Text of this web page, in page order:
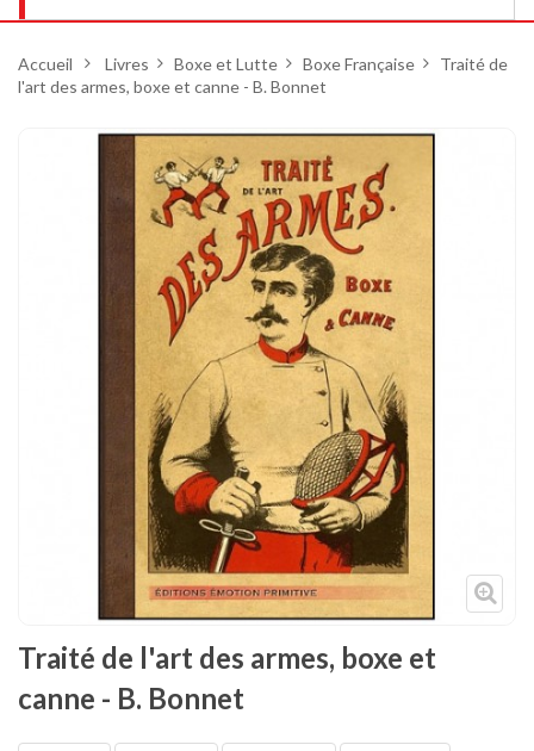
DVD
Armes
Chaussures
Protections
Cible de frappe
Condition physique
Accessoires
Tatamis
Décoration
Accueil > Livres > Boxe et Lutte > Boxe Française > Traité de
l'art des armes, boxe et canne - B. Bonnet
Traité de l'art des armes, boxe et
canne - B. Bonnet